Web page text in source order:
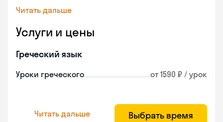
Читать дальше
Услуги и цены
Греческий язык
Уроки греческого от 1590 ₽ / урок
Читать дальше Выбрать время